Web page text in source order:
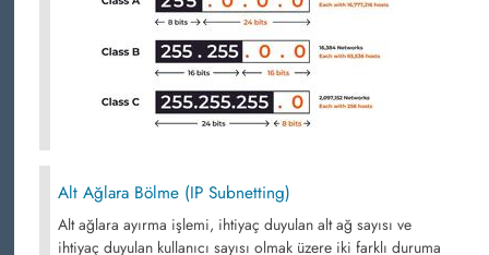
Alt Ağlara Bölme (IP Subnetting)
Alt ağlara ayırma işlemi, ihtiyaç duyulan alt ağ sayısı ve
ihtiyaç duyulan kullanıcı sayısı olmak üzere iki farklı duruma